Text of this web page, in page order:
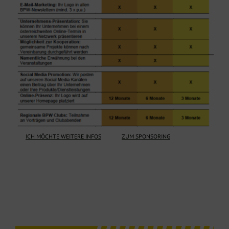
ICH MÖCHTE WEITERE INFOS ZUM SPONSORING